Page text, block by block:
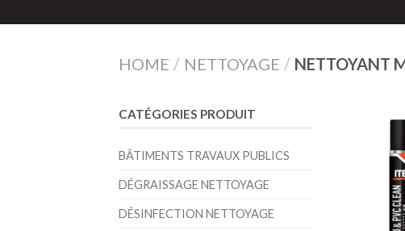
HOME / NETTOYAGE / NETTOYANT
CATÉGORIES PRODUIT
BÂTIMENTS TRAVAUX PUBLICS
DÉGRAISSAGE NETTOYAGE
DÉSINFECTION NETTOYAGE